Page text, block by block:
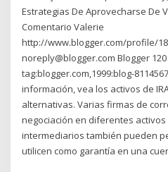
Estrategias De Aprovecharse De
Comentario Valerie
http://www.blogger.com/profile/
noreply@blogger.com Blogger 120
tag:blogger.com,1999:blog-
información, vea los activos de
alternativas. Varias firmas de
negociación en diferentes
intermediarios también pueden
utilicen como garantía en una